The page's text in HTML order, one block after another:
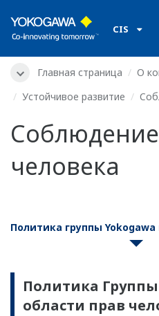
CIS
Главная страница
О
Устойчивое развитие
человека
Политика группы
Политика
области прав